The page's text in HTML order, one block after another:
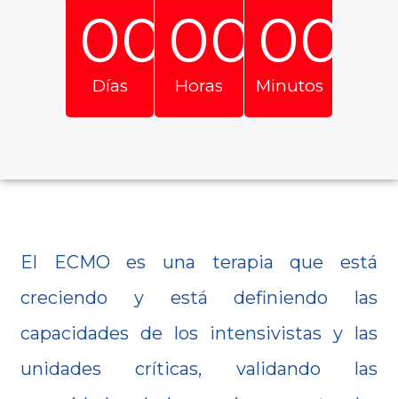
00
Días
00
Horas
00
Minutos
El ECMO es una terapia que está
creciendo y está definiendo las
capacidades de los intensivistas y las
unidades críticas, validando las